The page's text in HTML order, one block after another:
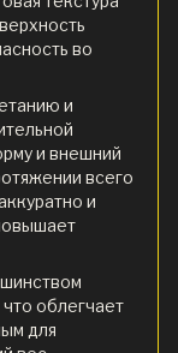
во
и
и внешний
всего
и
облегчает
для